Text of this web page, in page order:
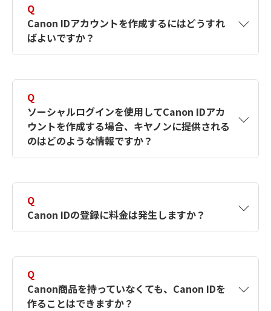
Q
Canon IDアカウントを作成するにはどうすれ
ばよいですか？
す。詳しい作成方法は【カメラ】Canon IDとは
何ですか？Canon IDの作成方法は？をご確認く
ださい。
Q
ソーシャルログインを使用してCanon IDアカ
ウントを作成する場合、キヤノンに提供される
のはどのような情報ですか？
択したサービスから取得します。アカウントを
簡単に作成できるように、この情報を使用して
Canon IDの登録フォームを入力します。
Q
Canon IDの登録に料金は発生しますか？
Q
Canon商品を持っていなくても、Canon IDを
作ることはできますか？